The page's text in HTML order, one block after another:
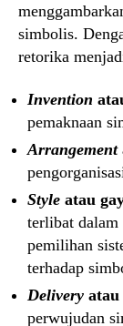
simbolis.
retorika
Invention
pemaknaan
Arrangement
Style atau
terlibat
pemilihan
terhadap
Delivery atau
perwujudan